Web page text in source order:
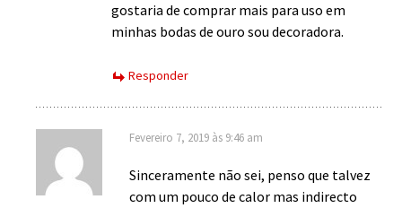
gostaria de comprar mais para uso em
minhas bodas de ouro sou decoradora.
Responder
Fevereiro 7, 2019 às 9:46 am
Sinceramente não sei, penso que talvez
com um pouco de calor mas indirecto